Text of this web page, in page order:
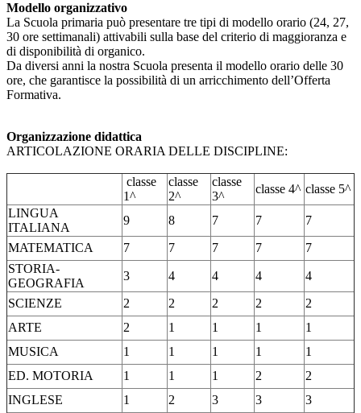
Modello organizzativo
La Scuola primaria può presentare tre tipi di modello orario (24, 27,
30 ore settimanali) attivabili sulla base del criterio di maggioranza e
di disponibilità di organico.
Da diversi anni la nostra Scuola presenta il modello orario delle 30
ore, che garantisce la possibilità di un arricchimento dell’Offerta
Formativa.
Organizzazione didattica
ARTICOLAZIONE ORARIA DELLE DISCIPLINE:
classe
1^
classe
2^
classe
3^
classe 4^ classe 5^
LINGUA
ITALIANA
9 8 7 7
7
MATEMATICA
7 7 7 7
7
STORIA-
GEOGRAFIA
3 4 4 4
4
SCIENZE
2 2 2 2
2
ARTE
2 1 1 1
1
MUSICA
1 1 1 1
1
ED. MOTORIA
1 1 1 2
2
INGLESE
1 2 3 3
3